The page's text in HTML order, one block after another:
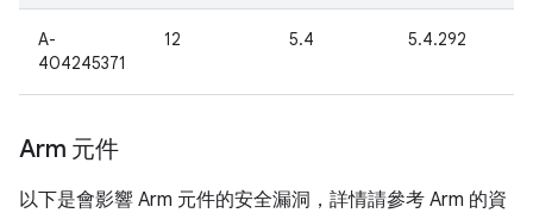
A-
404245371
12 5.4 5.4.292
Arm 元件
以下是會影響 Arm 元件的安全漏洞，詳情請參考 Arm 的資